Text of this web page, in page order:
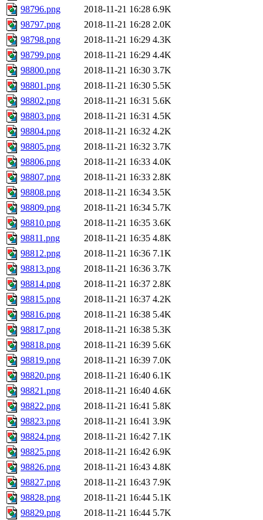
98796.png
2018-11-21 16:28 6.9K
98797.png
2018-11-21 16:28 2.0K
98798.png
2018-11-21 16:29 4.3K
98799.png
2018-11-21 16:29 4.4K
98800.png
2018-11-21 16:30 3.7K
98801.png
2018-11-21 16:30 5.5K
98802.png
2018-11-21 16:31 5.6K
98803.png
2018-11-21 16:31 4.5K
98804.png
2018-11-21 16:32 4.2K
98805.png
2018-11-21 16:32 3.7K
98806.png
2018-11-21 16:33 4.0K
98807.png
2018-11-21 16:33 2.8K
98808.png
2018-11-21 16:34 3.5K
98809.png
2018-11-21 16:34 5.7K
98810.png
2018-11-21 16:35 3.6K
98811.png
2018-11-21 16:35 4.8K
98812.png
2018-11-21 16:36 7.1K
98813.png
2018-11-21 16:36 3.7K
98814.png
2018-11-21 16:37 2.8K
98815.png
2018-11-21 16:37 4.2K
98816.png
2018-11-21 16:38 5.4K
98817.png
2018-11-21 16:38 5.3K
98818.png
2018-11-21 16:39 5.6K
98819.png
2018-11-21 16:39 7.0K
98820.png
2018-11-21 16:40 6.1K
98821.png
2018-11-21 16:40 4.6K
98822.png
2018-11-21 16:41 5.8K
98823.png
2018-11-21 16:41 3.9K
98824.png
2018-11-21 16:42 7.1K
98825.png
2018-11-21 16:42 6.9K
98826.png
2018-11-21 16:43 4.8K
98827.png
2018-11-21 16:43 7.9K
98828.png
2018-11-21 16:44 5.1K
98829.png
2018-11-21 16:44 5.7K